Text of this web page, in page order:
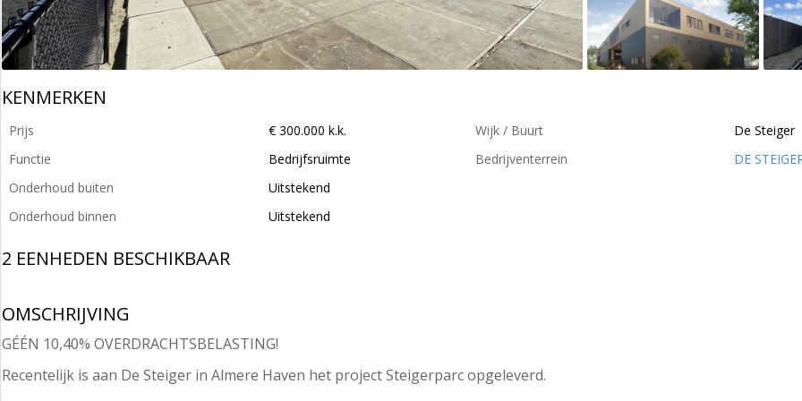
KENMERKEN
Prijs
€ 300.000 k.k.
Functie
Bedrijfsruimte
Onderhoud buiten
Uitstekend
Onderhoud binnen
Uitstekend
Wijk / Buurt
De Steiger
Bedrijventerrein
DE
2 EENHEDEN BESCHIKBAAR
OMSCHRIJVING
GÉÉN 10,40% OVERDRACHTSBELASTING!
Recentelijk is aan De Steiger in Almere Haven het project Steigerparc opgeleverd.